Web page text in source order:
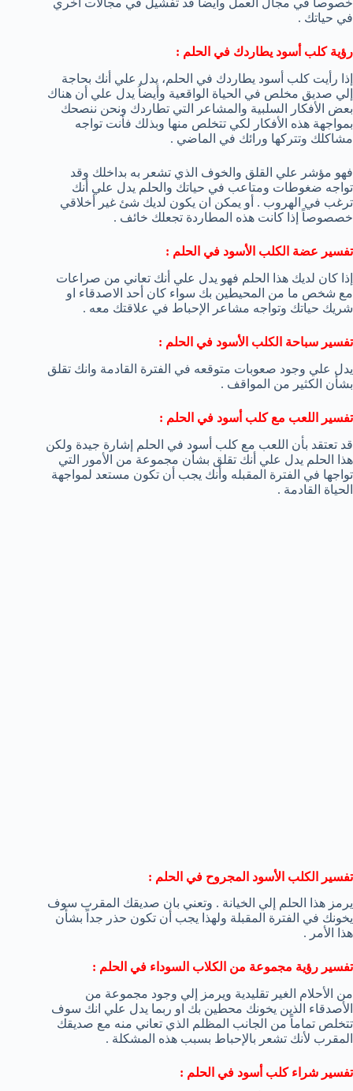
خصوصاً في مجال العمل وأيضاً قد تفشيل في مجالات أخري
في حياتك .
رؤية كلب أسود يطاردك في الحلم :
إذا رأيت كلب أسود يطاردك في الحلم، يدل علي أنك بحاجة
إلي صديق مخلص في الحياة الواقعية وأيضاُ يدل علي أن هناك
بعض الأفكار السلبية والمشاعر التي تطاردك ونحن ننصحك
بمواجهة هذه الأفكار لكي تتخلص منها وبذلك فأنت تواجه
مشاكلك وتتركها ورائك في الماضي .
فهو مؤشر علي القلق والخوف الذي تشعر به بداخلك وقد
تواجه ضغوطات ومتاعب في حياتك والحلم يدل علي أنك
ترغب في الهروب . أو يمكن ان يكون لديك شئ غير أخلاقي
خصصوصاً إذا كانت هذه المطاردة تجعلك خائف .
تفسير عضة الكلب الأسود في الحلم :
إذا كان لديك هذا الحلم فهو يدل علي أنك تعاني من صراعات
مع شخص ما من المحيطين بك سواء كان أحد الاصدقاء او
شريك حياتك وتواجه مشاعر الإحباط في علاقتك معه .
تفسير سباحة الكلب الأسود في الحلم :
يدل علي وجود صعوبات متوقعه في الفترة القادمة وانك تقلق
بشأن الكثير من المواقف .
تفسير اللعب مع كلب أسود في الحلم :
قد تعتقد بأن اللعب مع كلب أسود في الحلم إشارة جيدة ولكن
هذا الحلم يدل علي أنك تقلق بشأن مجموعة من الأمور التي
تواجها في الفترة المقبله وأنك يجب أن تكون مستعد لمواجهة
الحياة القادمة .
تفسير الكلب الأسود المجروح في الحلم :
يرمز هذا الحلم إلي الخيانة . وتعني بان صديقك المقرب سوف
يخونك في الفترة المقبلة ولهذا يجب أن تكون حذر جداً بشأن
هذا الأمر .
تفسير رؤية مجموعة من الكلاب السوداء في الحلم :
من الأحلام الغير تقليدية ويرمز إلي وجود مجموعة من
الأصدقاء الذين يخونك محطين بك او ربما يدل علي انك سوف
تتخلص تماماً من الجانب المظلم الذي تعاني منه مع صديقك
المقرب لأنك تشعر بالإحباط بسبب هذه المشكلة .
تفسير شراء كلب أسود في الحلم :